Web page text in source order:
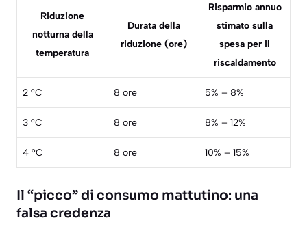
Riduzione
notturna della
temperatura
Durata della
riduzione (ore)
Risparmio annuo
stimato sulla
spesa per il
riscaldamento
2 °C 8 ore 5% – 8%
3 °C 8 ore 8% – 12%
4 °C 8 ore 10% – 15%
Il “picco” di consumo mattutino: una
falsa credenza